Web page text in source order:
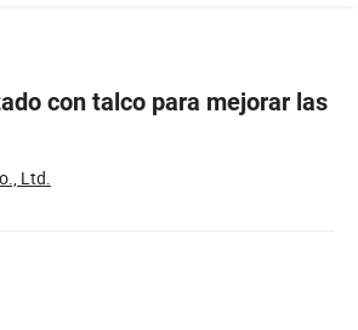
con talco para mejorar las
Ltd.